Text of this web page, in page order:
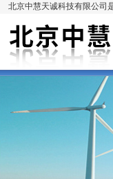
北京中慧天诚科技有限公司